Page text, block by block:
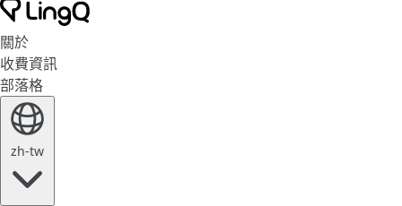
關於
收費資訊
部落格
zh-tw